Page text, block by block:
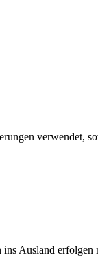
verwendet,
Ausland